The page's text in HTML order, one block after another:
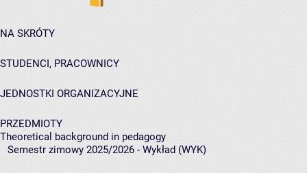
NA SKRÓTY
STUDENCI, PRACOWNICY
JEDNOSTKI ORGANIZACYJNE
PRZEDMIOTY
Theoretical background in pedagogy
Semestr zimowy 2025/2026 - Wykład (WYK)